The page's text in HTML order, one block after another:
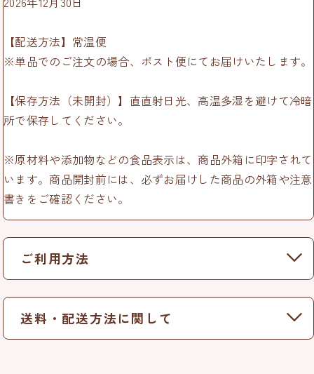
【配送方法】常温便
※単品でのご注文の場合、ポスト便にてお届けいたします。
【保存方法（未開封）】直直射日光、高温多湿を避けて冷暗
所で保存してください。
※原材料や添加物などの食品表示は、商品外箱に印字されて
います。商品開封前には、必ずお届けした商品の外箱や注意
書きをご確認ください。
ご利用方法
送料・配送方法に関して